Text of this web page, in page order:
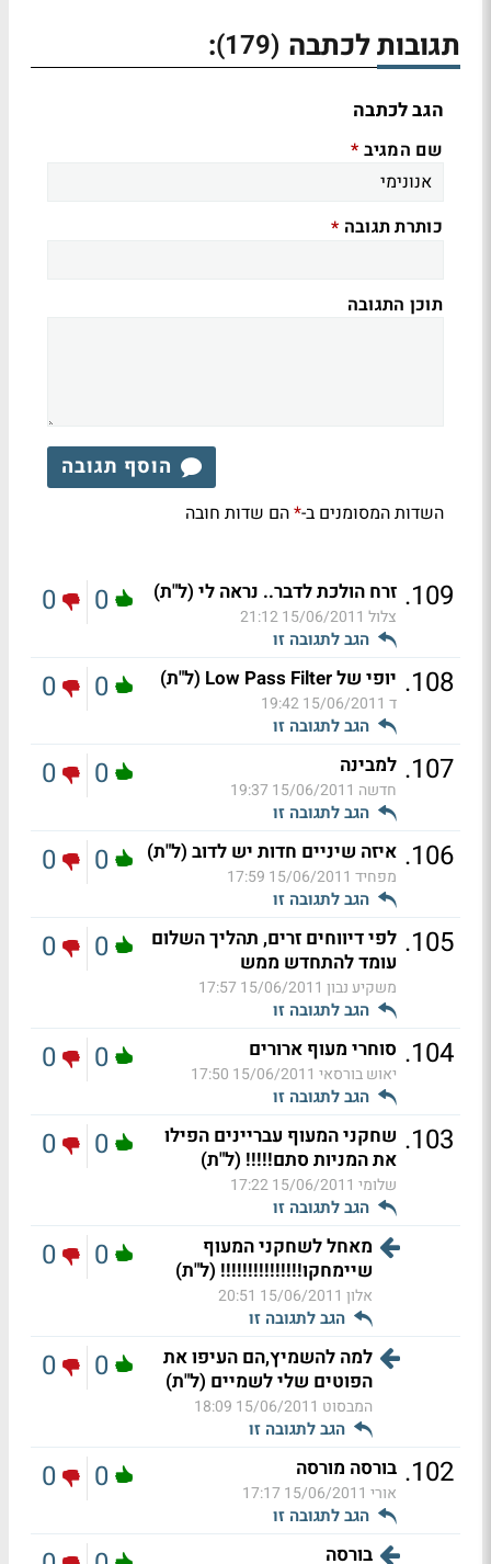
תגובות לכתבה (179)
:
הגב לכתבה
שם המגיב *
כותרת תגובה *
תוכן התגובה
הוסף תגובה
השדות המסומנים ב-*הם שדות חובה
109
. זרח הולכת לדבר.. נראה לי (ל"ת)
צלול 15/06/2011 21:12
הגב לתגובה זו
0
0
108
. יופי של Low Pass Filter (ל"ת)
ד 15/06/2011 19:42
הגב לתגובה זו
0
0
107
. למבינה
חדשה 15/06/2011 19:37
הגב לתגובה זו
0
0
106
. איזה שיניים חדות יש לדוב (ל"ת)
מפחיד 15/06/2011 17:59
הגב לתגובה זו
0
0
105
. לפי דיווחים זרים, תהליך השלום
עומד להתחדש ממש
משקיע נבון 15/06/2011 17:57
הגב לתגובה זו
0
0
104
. סוחרי מעוף ארורים
יאוש בורסאי 15/06/2011 17:50
הגב לתגובה זו
0
0
103
. שחקני המעוף עבריינים הפילו
את המניות סתם!!!!! (ל"ת)
שלומי 15/06/2011 17:22
הגב לתגובה זו
0
0
מאחל לשחקני המעוף
שיימחקו!!!!!!!!!!!!!!! (ל"ת)
אלון 15/06/2011 20:51
הגב לתגובה זו
0
0
למה להשמיץ,הם העיפו את
הפוטים שלי לשמיים (ל"ת)
המבסוט 15/06/2011 18:09
הגב לתגובה זו
0
0
102
. בורסה מורסה
אורי 15/06/2011 17:17
הגב לתגובה זו
0
0
בורסה